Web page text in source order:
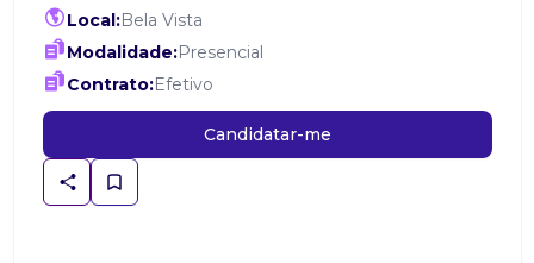
Local:Bela Vista
Modalidade:Presencial
Contrato:Efetivo
Candidatar-me